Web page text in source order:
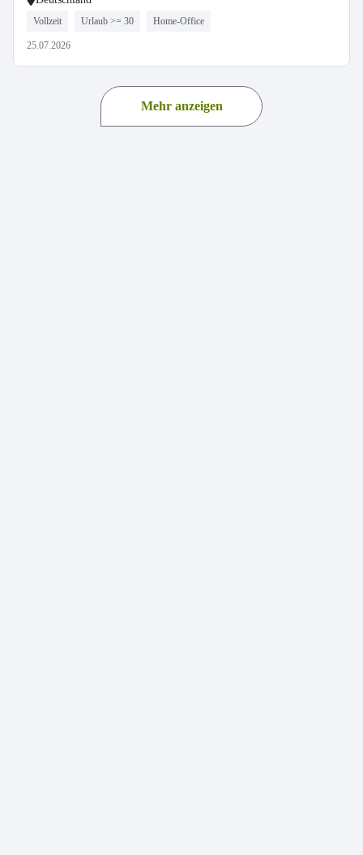
Vollzeit Urlaub >= 30 Home-Office
25.07.2026
Mehr anzeigen